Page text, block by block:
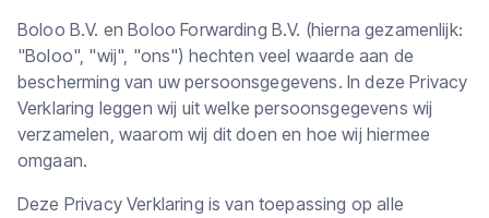
Boloo B.V. en Boloo Forwarding B.V. (hierna gezamenlijk:
"Boloo", "wij", "ons") hechten veel waarde aan de
bescherming van uw persoonsgegevens. In deze Privacy
Verklaring leggen wij uit welke persoonsgegevens wij
verzamelen, waarom wij dit doen en hoe wij hiermee
omgaan.
Deze Privacy Verklaring is van toepassing op alle